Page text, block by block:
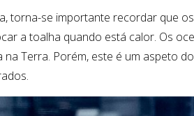
torna-se importante recordar que
a toalha quando está calor. Os
na Terra. Porém, este é um aspeto